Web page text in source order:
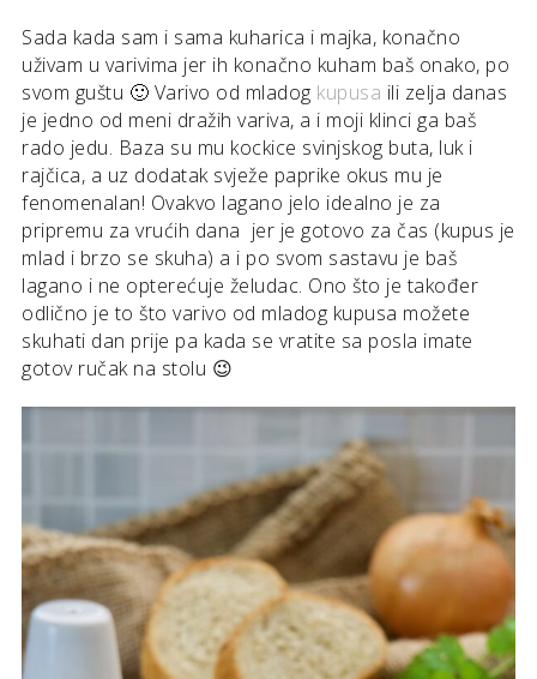
Sada kada sam i sama kuharica i majka, konačno
uživam u varivima jer ih konačno kuham baš onako, po
svom guštu 🙂 Varivo od mladog kupusa ili zelja danas
je jedno od meni dražih variva, a i moji klinci ga baš
rado jedu. Baza su mu kockice svinjskog buta, luk i
rajčica, a uz dodatak svježe paprike okus mu je
fenomenalan! Ovakvo lagano jelo idealno je za
pripremu za vrućih dana jer je gotovo za čas (kupus je
mlad i brzo se skuha) a i po svom sastavu je baš
lagano i ne opterećuje želudac. Ono što je također
odlično je to što varivo od mladog kupusa možete
skuhati dan prije pa kada se vratite sa posla imate
gotov ručak na stolu 😉